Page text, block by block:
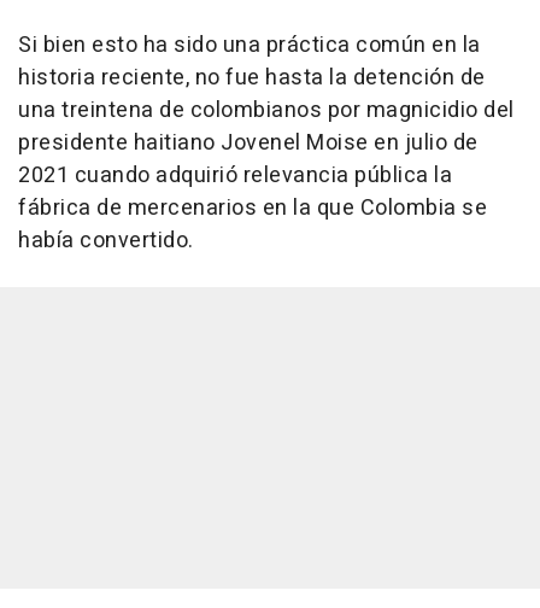
Si bien esto ha sido una práctica común en la
historia reciente, no fue hasta la detención de
una treintena de colombianos por magnicidio del
presidente haitiano Jovenel Moise en julio de
2021 cuando adquirió relevancia pública la
fábrica de mercenarios en la que Colombia se
había convertido.